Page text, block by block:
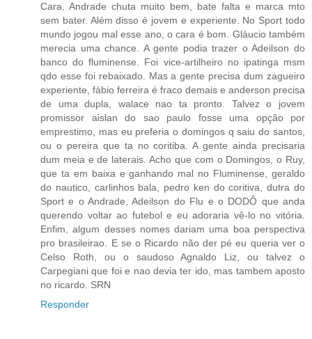
Cara, Andrade chuta muito bem, bate falta e marca mto
sem bater. Além disso é jovem e experiente. No Sport todo
mundo jogou mal esse ano, o cara é bom. Gláucio também
merecia uma chance. A gente podia trazer o Adeilson do
banco do fluminense. Foi vice-artilheiro no ipatinga msm
qdo esse foi rebaixado. Mas a gente precisa dum zagueiro
experiente, fábio ferreira é fraco demais e anderson precisa
de uma dupla, walace nao ta pronto. Talvez o jovem
promissor aislan do sao paulo fosse uma opção por
emprestimo, mas eu preferia o domingos q saiu do santos,
ou o pereira que ta no coritiba. A gente ainda precisaria
dum meia e de laterais. Acho que com o Domingos, o Ruy,
que ta em baixa e ganhando mal no Fluminense, geraldo
do nautico, carlinhos bala, pedro ken do coritiva, dutra do
Sport e o Andrade, Adeilson do Flu e o DODÔ que anda
querendo voltar ao futebol e eu adoraria vê-lo no vitória.
Enfim, algum desses nomes dariam uma boa perspectiva
pro brasileirao. E se o Ricardo não der pé eu queria ver o
Celso Roth, ou o saudoso Agnaldo Liz, ou talvez o
Carpegiani que foi e nao devia ter ido, mas tambem aposto
no ricardo. SRN
Responder